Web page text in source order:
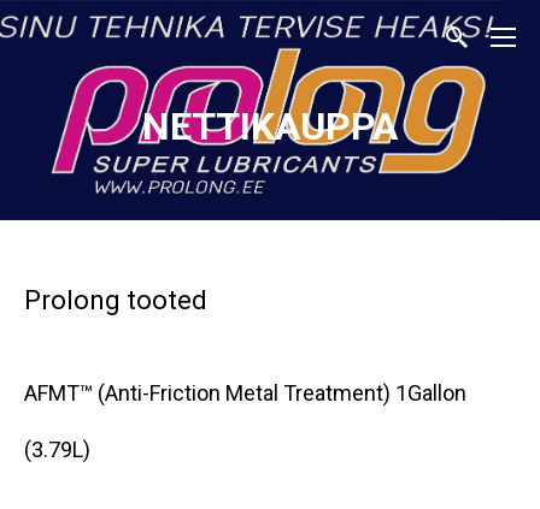
NETTIKAUPPA
Prolong tooted
AFMT™ (Anti-Friction Metal Treatment) 1Gallon
(3.79L)